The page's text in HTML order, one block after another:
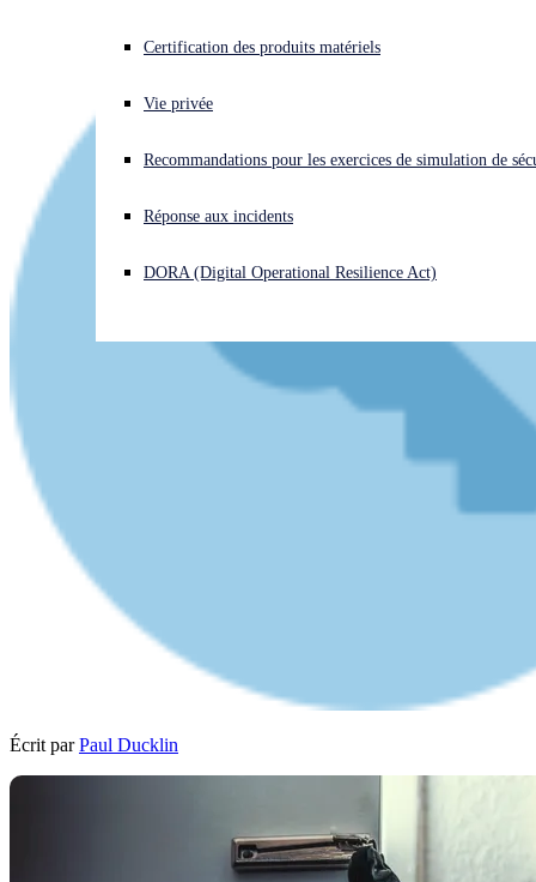
Vous subissez une cyberattaque ? Obtenez une aide immédiate.
Open search
Français Open language switcher
Certification des produits matériels
Vie privée
Recommandations pour les exercices de simulation de
Réponse aux incidents
DORA (Digital Operational Resilience Act)
Écrit par Paul Ducklin